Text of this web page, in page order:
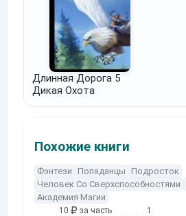
Длинная Дорога 5
Дикая Охота
Похожие книги
Фэнтези Попаданцы
Подросток
Человек Со Сверхспособностями
Академия Магии
10 за часть 10